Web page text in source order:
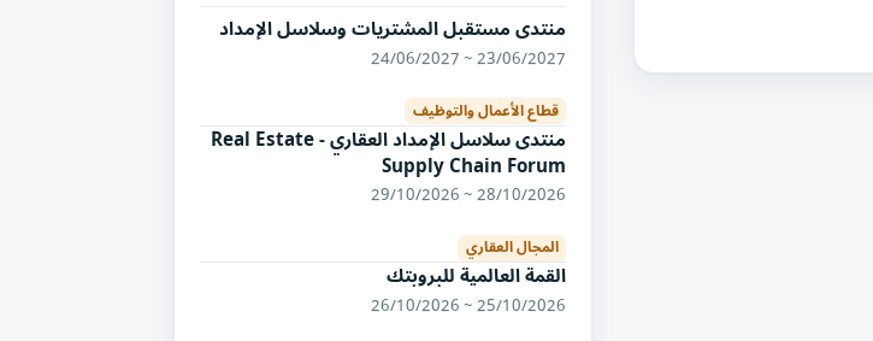
منتدى مستقبل المشتريات وسلاسل الإمداد
23/06/2027 ~ 24/06/2027
قطاع الأعمال والتوظيف
منتدى سلاسل الإمداد العقاري - Real Estate
Supply Chain Forum
28/10/2026 ~ 29/10/2026
المجال العقاري
القمة العالمية للبروبتك
25/10/2026 ~ 26/10/2026